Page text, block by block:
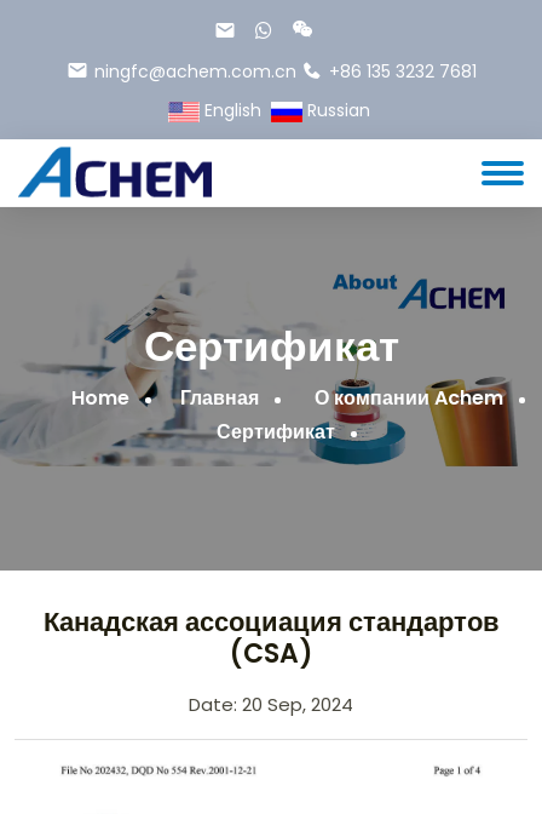
ningfc@achem.com.cn
+86 135 3232 7681
English
Russian
Сертификат
Home Главная
О компании Achem
Сертификат
Канадская ассоциация стандартов
(CSA)
Date: 20 Sep, 2024